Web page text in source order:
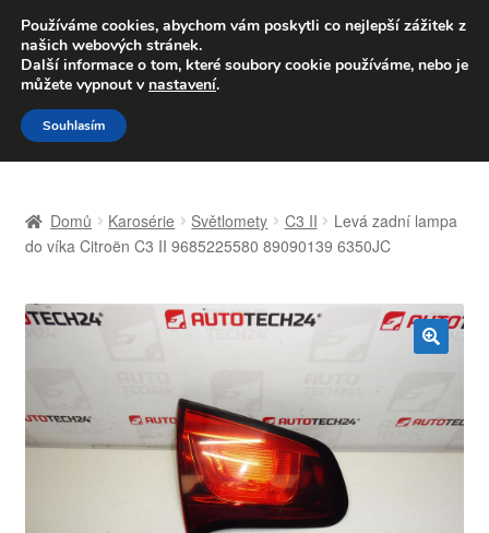
DOPRAVA od 139,-Kč
Volejte po-pá 9-16 704 494 494
Přeskočit
na
navigaci
Přejít
k
obsahu
Celosvětová doprava
Košík
Domů Karosérie Světlomety C3 II
Levá zadní lampa
do víka Citroën C3 II 9685225580 89090139 6350JC
Používáme cookies, abychom vám poskytli co nejlepší zážitek z
našich webových stránek.
Další informace o tom, které soubory cookie používáme, nebo je
můžete vypnout v nastavení.
Souhlasím